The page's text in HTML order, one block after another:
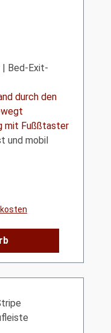
| Bed-Exit-
durch den
mit Fußßtaster
und mobil